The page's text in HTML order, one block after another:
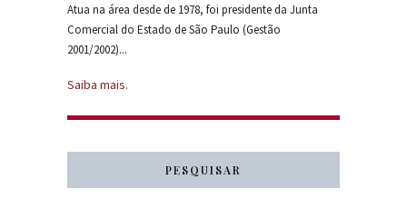
Atua na área desde de 1978, foi presidente da Junta
Comercial do Estado de São Paulo (Gestão
2001/2002)...
Saiba mais.
PESQUISAR